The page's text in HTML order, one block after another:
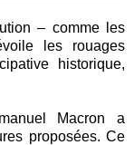
– comme les
les rouages
historique,
Macron a
proposées. Ce